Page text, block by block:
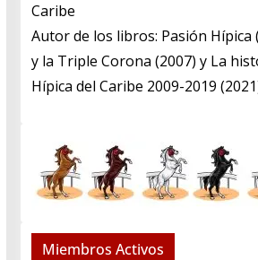
Caribe
​Autor de los libros: Pasión Hípica
y la Triple Corona (2007) y La
Hípica del Caribe 2009-2019
Miembros Activos